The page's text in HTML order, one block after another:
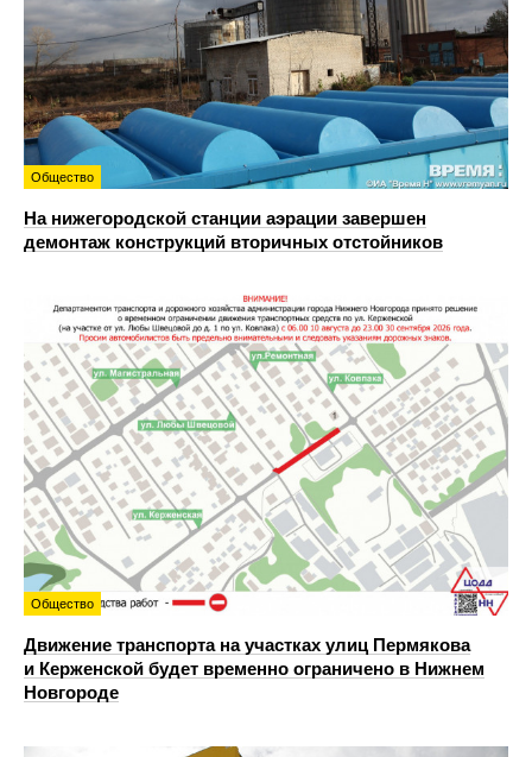
Общество
На нижегородской станции аэрации завершен
демонтаж конструкций вторичных отстойников
Общество
Движение транспорта на участках улиц Пермякова
и Керженской будет временно ограничено в Нижнем
Новгороде